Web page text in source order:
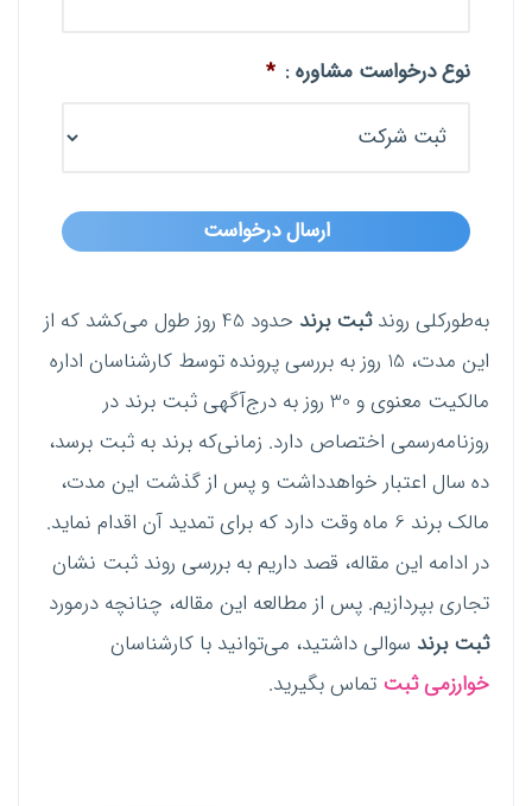
نوع درخواست مشاوره : *
به‌طورکلی روندثبت برند
حدود 45 روز طول می‌کشد که از
این مدت، 15 روز به بررسی پرونده توسط کارشناسان اداره
مالکیت معنوی و 30 روز به درج‌آگهی ثبت برند در
روزنامه‌رسمی اختصاص دارد. زمانی‌که برند به ثبت برسد،
ده سال اعتبار خواهدداشت و پس از گذشت این مدت،
مالک برند 6 ماه وقت دارد که برای تمدید آن اقدام نماید.
در ادامه این مقاله، قصد داریم به بررسی روند ثبت نشان
تجاری بپردازیم. پس از مطالعه این مقاله، چنانچه درمورد
ثبت برند سوالی داشتید، می‌توانید با کارشناسان
خوارزمی ثبت تماس بگیرید.